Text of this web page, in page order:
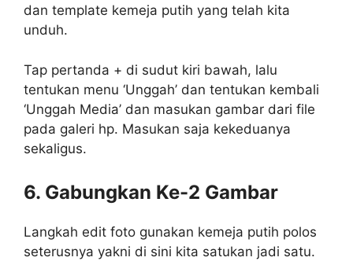
dan template kemeja putih yang telah kita
unduh.
Tap pertanda + di sudut kiri bawah, lalu
tentukan menu ‘Unggah’ dan tentukan kembali
‘Unggah Media’ dan masukan gambar dari file
pada galeri hp. Masukan saja kekeduanya
sekaligus.
6. Gabungkan Ke-2 Gambar
Langkah edit foto gunakan kemeja putih polos
seterusnya yakni di sini kita satukan jadi satu.